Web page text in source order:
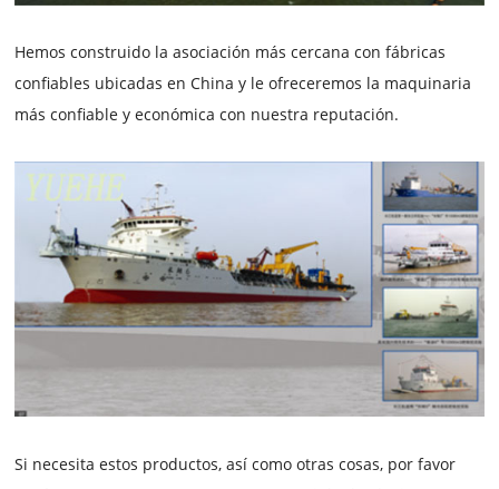
Hemos construido la asociación más cercana con fábricas
confiables ubicadas en China y le ofreceremos la maquinaria
más confiable y económica con nuestra reputación.
Si necesita estos productos, así como otras cosas, por favor